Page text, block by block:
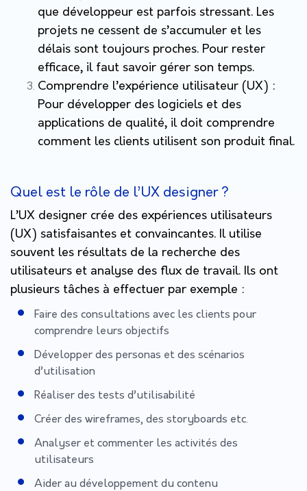
que développeur est parfois stressant. Les
projets ne cessent de s’accumuler et les
délais sont toujours proches. Pour rester
efficace, il faut savoir gérer son temps.
Comprendre l’expérience utilisateur (UX) :
Pour développer des logiciels et des
applications de qualité, il doit comprendre
comment les clients utilisent son produit final.
Quel est le rôle de l’UX designer ?
L’UX designer crée des expériences utilisateurs
(UX) satisfaisantes et convaincantes. Il utilise
souvent les résultats de la recherche des
utilisateurs et analyse des flux de travail. Ils ont
plusieurs tâches à effectuer par exemple :
Faire des consultations avec les clients pour
comprendre leurs objectifs
Développer des personas et des scénarios
d’utilisation
Réaliser des tests d’utilisabilité
Créer des wireframes, des storyboards etc.
Analyser et commenter les activités des
utilisateurs
Aider au développement du contenu